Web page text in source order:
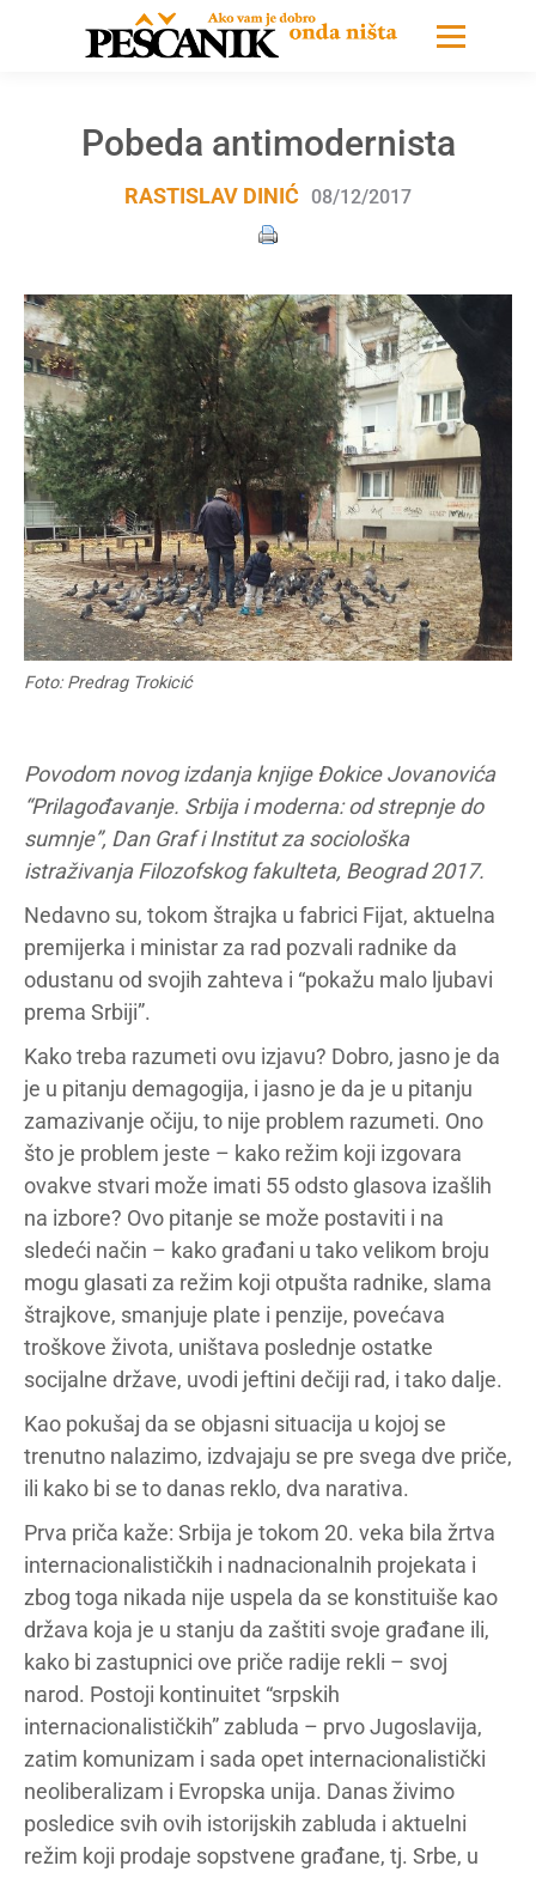
Pobeda antimodernista
RASTISLAV DINIĆ 08/12/2017
Foto: Predrag Trokicić
Povodom novog izdanja knjige Đokice Jovanovića
“Prilagođavanje. Srbija i moderna: od strepnje do
sumnje”, Dan Graf i Institut za sociološka
istraživanja Filozofskog fakulteta, Beograd 2017.
Nedavno su, tokom štrajka u fabrici Fijat, aktuelna
premijerka i ministar za rad pozvali radnike da
odustanu od svojih zahteva i “pokažu malo ljubavi
prema Srbiji”.
Kako treba razumeti ovu izjavu? Dobro, jasno je da
je u pitanju demagogija, i jasno je da je u pitanju
zamazivanje očiju, to nije problem razumeti. Ono
što je problem jeste – kako režim koji izgovara
ovakve stvari može imati 55 odsto glasova izašlih
na izbore? Ovo pitanje se može postaviti i na
sledeći način – kako građani u tako velikom broju
mogu glasati za režim koji otpušta radnike, slama
štrajkove, smanjuje plate i penzije, povećava
troškove života, uništava poslednje ostatke
socijalne države, uvodi jeftini dečiji rad, i tako dalje.
Kao pokušaj da se objasni situacija u kojoj se
trenutno nalazimo, izdvajaju se pre svega dve priče,
ili kako bi se to danas reklo, dva narativa.
Prva priča kaže: Srbija je tokom 20. veka bila žrtva
internacionalističkih i nadnacionalnih projekata i
zbog toga nikada nije uspela da se konstituiše kao
država koja je u stanju da zaštiti svoje građane ili,
kako bi zastupnici ove priče radije rekli – svoj
narod. Postoji kontinuitet “srpskih
internacionalističkih” zabluda – prvo Jugoslavija,
zatim komunizam i sada opet internacionalistički
neoliberalizam i Evropska unija. Danas živimo
posledice svih ovih istorijskih zabluda i aktuelni
režim koji prodaje sopstvene građane, tj. Srbe, u